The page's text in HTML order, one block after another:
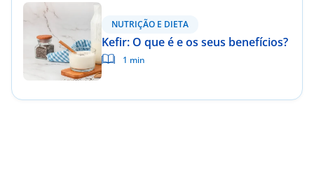
NUTRIÇÃO E DIETA
Kefir: O que é e os seus benefícios?
1 min